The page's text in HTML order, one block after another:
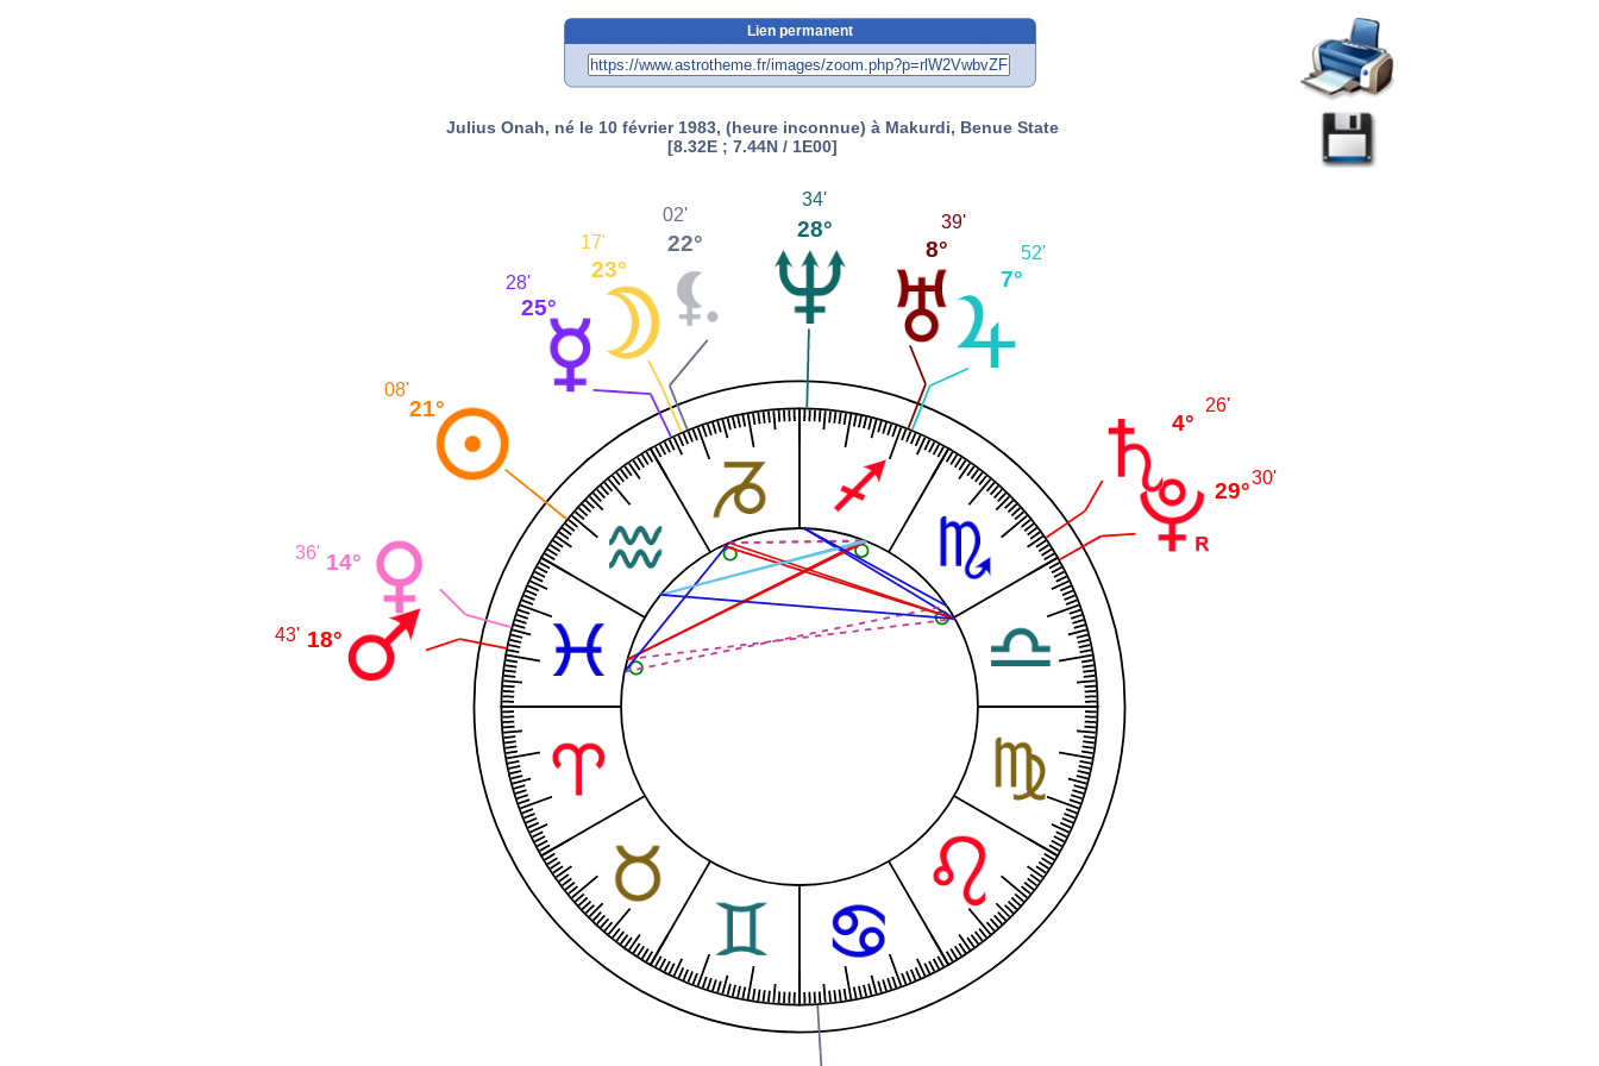
Lien permanent
Julius Onah, né le 10 février 1983, (heure inconnue) à Makurdi, Benue State
[8.32E ; 7.44N / 1E00]
29°30'
4°
26'
7°
52'
8°
39'
28°
34'
22°
02'
23°
17'
25°
28'
21°
08'
14°
36'
18°
43'